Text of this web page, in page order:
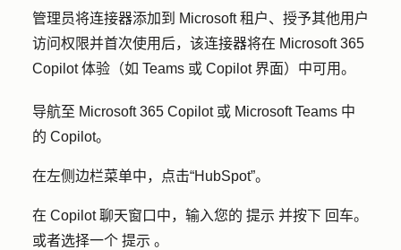
管理员将连接器添加到 Microsoft 租户、授予其他用户
访问权限并首次使用后，该连接器将在 Microsoft 365
Copilot 体验（如 Teams 或 Copilot 界面）中可用。
导航至 Microsoft 365 Copilot 或 Microsoft Teams 中
的 Copilot。
在左侧边栏菜单中，点击“HubSpot”。
在 Copilot 聊天窗口中， 输入您的 提示 并按下 回车。
或者选择一个 提示 。